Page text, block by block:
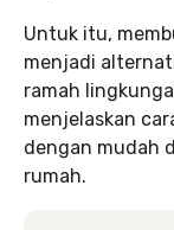
Untuk itu,
menjadi
ramah
menjelaskan
dengan mudah
rumah.